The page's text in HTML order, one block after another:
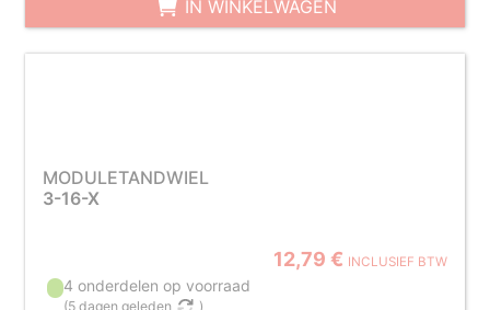
IN WINKELWAGEN
MODULETANDWIEL
3-16-X
12,79 € INCLUSIEF BTW
4 onderdelen op voorraad
(5 dagen geleden )